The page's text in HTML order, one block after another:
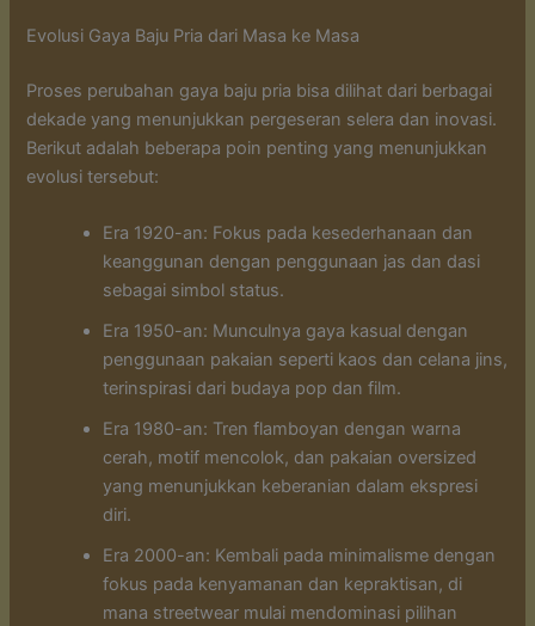
Evolusi Gaya Baju Pria dari Masa ke Masa
Proses perubahan gaya baju pria bisa dilihat dari berbagai
dekade yang menunjukkan pergeseran selera dan inovasi.
Berikut adalah beberapa poin penting yang menunjukkan
evolusi tersebut:
Era 1920-an: Fokus pada kesederhanaan dan
keanggunan dengan penggunaan jas dan dasi
sebagai simbol status.
Era 1950-an: Munculnya gaya kasual dengan
penggunaan pakaian seperti kaos dan celana jins,
terinspirasi dari budaya pop dan film.
Era 1980-an: Tren flamboyan dengan warna
cerah, motif mencolok, dan pakaian oversized
yang menunjukkan keberanian dalam ekspresi
diri.
Era 2000-an: Kembali pada minimalisme dengan
fokus pada kenyamanan dan kepraktisan, di
mana streetwear mulai mendominasi pilihan